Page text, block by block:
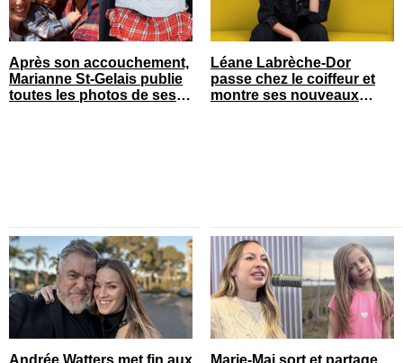
Après son accouchement,
Marianne St-Gelais publie
toutes les photos de ses
Léane Labrèche-Dor
passe chez le coiffeur et
montre ses nouveaux